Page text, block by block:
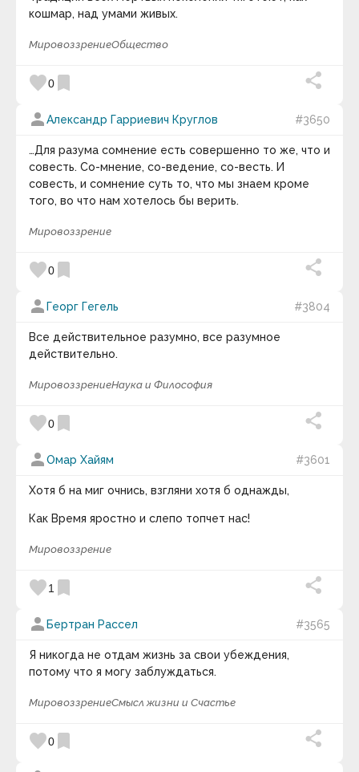
кошмар, над умами живых.
МировоззрениеОбщество
favorite0 bookmark
personАлександр Гарриевич Круглов #3650
…Для разума сомнение есть совершенно то же, что и
совесть. Со-мнение, со-ведение, со-весть. И
совесть, и сомнение суть то, что мы знаем кроме
того, во что нам хотелось бы верить.
Мировоззрение
favorite0 bookmark
person Георг Гегель #3804
Все действительное разумно, все разумное
действительно.
МировоззрениеНаука и Философия
favorite0 bookmark
personОмар Хайям #3601
Хотя б на миг очнись, взгляни хотя б однажды,
Как Время яростно и слепо топчет нас!
Мировоззрение
favorite1 bookmark
person Бертран Рассел #3565
Я никогда не отдам жизнь за свои убеждения,
потому что я могу заблуждаться.
МировоззрениеСмысл жизни и Счастье
favorite0 bookmark